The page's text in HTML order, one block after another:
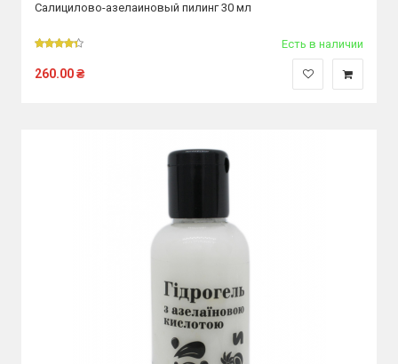
Салицилово-азелаиновый пилинг 30 мл
Есть в наличии
260.00₴